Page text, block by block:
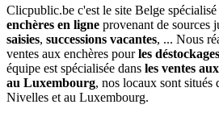
Clicpublic.be c'est le site Belge spécialisé
enchères en ligne provenant de sources
saisies, successions vacantes, ... Nous
ventes aux enchères pourles
équipe est spécialisée dans les ventes
au Luxembourg, nos locaux sont situés
Nivelles et au Luxembourg.